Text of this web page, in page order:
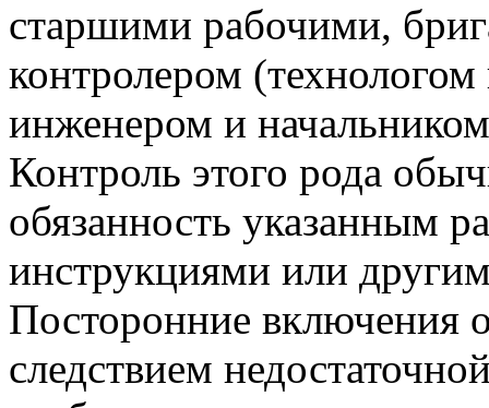
старшими рабочими,
контролером
инженером и
Контроль этого рода
обязанность указанным
инструкциями или
Посторонние включения
следствием